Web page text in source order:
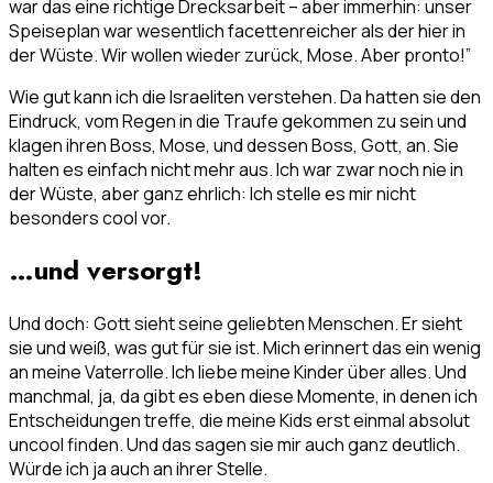
war das eine richtige Drecksarbeit – aber immerhin: unser
Speiseplan war wesentlich facettenreicher als der hier in
der Wüste. Wir wollen wieder zurück, Mose. Aber pronto!”
Wie gut kann ich die Israeliten verstehen. Da hatten sie den
Eindruck, vom Regen in die Traufe gekommen zu sein und
klagen ihren Boss, Mose, und dessen Boss, Gott, an. Sie
halten es einfach nicht mehr aus. Ich war zwar noch nie in
der Wüste, aber ganz ehrlich: Ich stelle es mir nicht
besonders cool vor.
…und versorgt!
Und doch: Gott sieht seine geliebten Menschen. Er sieht
sie und weiß, was gut für sie ist. Mich erinnert das ein wenig
an meine Vaterrolle. Ich liebe meine Kinder über alles. Und
manchmal, ja, da gibt es eben diese Momente, in denen ich
Entscheidungen treffe, die meine Kids erst einmal absolut
uncool finden. Und das sagen sie mir auch ganz deutlich.
Würde ich ja auch an ihrer Stelle.